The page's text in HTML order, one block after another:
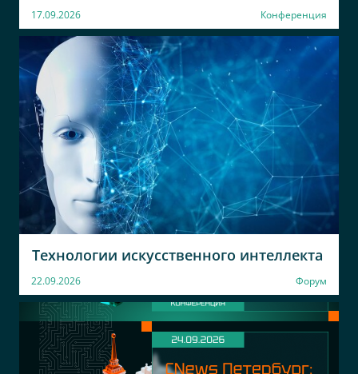
17.09.2026 Конференция
Технологии искусственного интеллекта
22.09.2026 Форум